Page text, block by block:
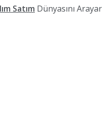
Satım Dünyasını